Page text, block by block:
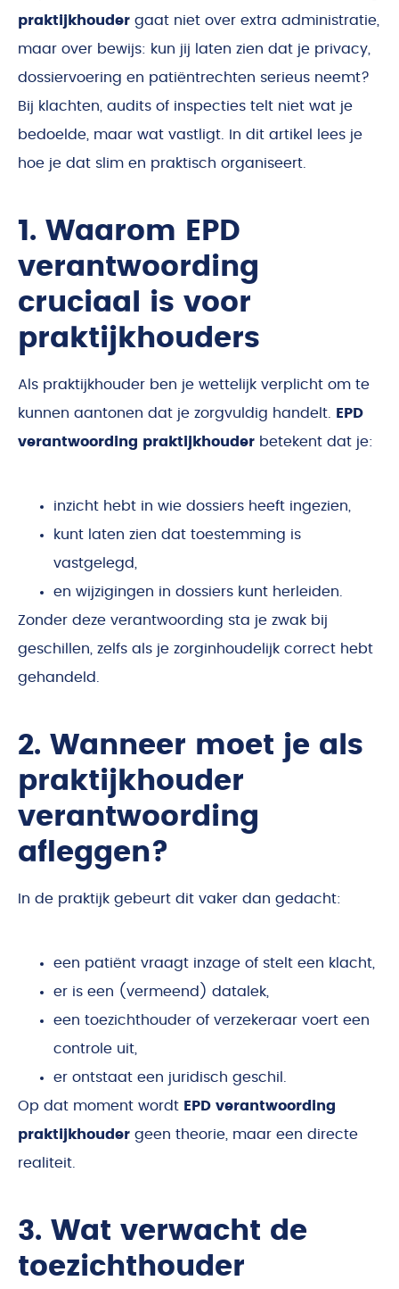
praktijkhouder gaat niet over extra administratie,
maar over bewijs: kun jij laten zien dat je privacy,
dossiervoering en patiëntrechten serieus neemt?
Bij klachten, audits of inspecties telt niet wat je
bedoelde, maar wat vastligt. In dit artikel lees je
hoe je dat slim en praktisch organiseert.
1. Waarom EPD
verantwoording
cruciaal is voor
praktijkhouders
Als praktijkhouder ben je wettelijk verplicht om te
kunnen aantonen dat je zorgvuldig handelt.
EPD
verantwoording praktijkhouder betekent dat je:
inzicht hebt in wie dossiers heeft ingezien,
kunt laten zien dat toestemming is
vastgelegd,
en wijzigingen in dossiers kunt herleiden.
Zonder deze verantwoording sta je zwak bij
geschillen, zelfs als je zorginhoudelijk correct hebt
gehandeld.
2. Wanneer moet je als
praktijkhouder
verantwoording
afleggen?
In de praktijk gebeurt dit vaker dan gedacht:
een patiënt vraagt inzage of stelt een klacht,
er is een (vermeend) datalek,
een toezichthouder of verzekeraar voert een
controle uit,
er ontstaat een juridisch geschil.
Op dat moment wordt EPD verantwoording
praktijkhouder geen theorie, maar een directe
realiteit.
3. Wat verwacht de
toezichthouder